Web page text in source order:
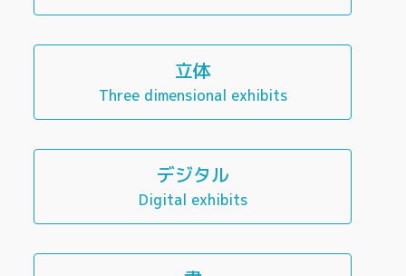
立体
Three dimensional exhibits
デジタル
Digital exhibits